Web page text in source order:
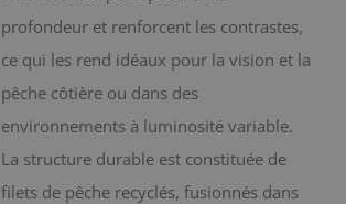
profondeur et renforcent les contrastes,
ce qui les rend idéaux pour la vision et la
pêche côtière ou dans des
environnements à luminosité variable.
La structure durable est constituée de
filets de pêche recyclés, fusionnés dans